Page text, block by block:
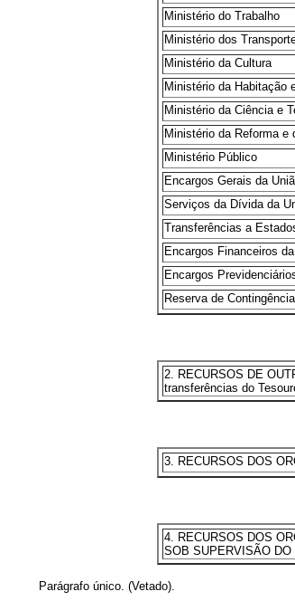
Ministério do Trabalho
Ministério dos
Ministério da Cultura
Ministério da Habitação
Ministério da Ciência e
Ministério da Reforma e
Ministério Público
Encargos Gerais da
Serviços da Dívida da
Transferências a
Encargos Financeiros
Encargos
Reserva de Contingência
2. RECURSOS DE
transferências do
3. RECURSOS DOS
4. RECURSOS DOS
SOB SUPERVISÃO
Parágrafo único. (Vetado).